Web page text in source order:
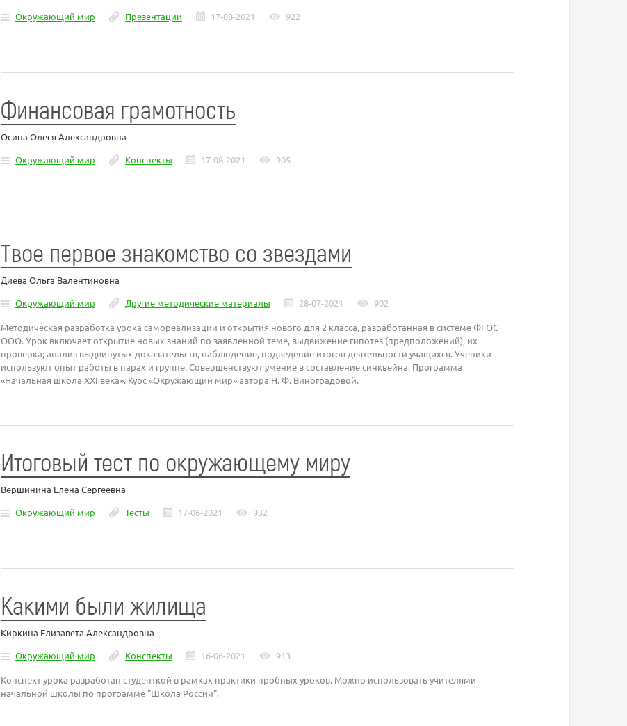
Окружающий мир
Презентации 17-08-2021 922
Финансовая грамотность
Осина Олеся Александровна
Окружающий мир
Конспекты 17-08-2021 905
Твое первое знакомство со звездами
Диева Ольга Валентиновна
Окружающий мир
Другие методические материалы 28-07-2021 902
Методическая разработка урока самореализации и открытия нового для 2 класса, разработанная в системе ФГОС
ООО. Урок включает открытие новых знаний по заявленной теме, выдвижение гипотез (предположений), их
проверка; анализ выдвинутых доказательств, наблюдение, подведение итогов деятельности учащихся. Ученики
используют опыт работы в парах и группе. Совершенствуют умение в составление синквейна. Программа
«Начальная школа XXI века». Курс «Окружающий мир» автора Н. Ф. Виноградовой.
Итоговый тест по окружающему миру
Вершинина Елена Сергеевна
Окружающий мир
Тесты 17-06-2021 932
Какими были жилища
Киркина Елизавета Александровна
Окружающий мир
Конспекты 16-06-2021 913
Конспект урока разработан студенткой в рамках практики пробных уроков. Можно использовать учителями
начальной школы по программе "Школа России".